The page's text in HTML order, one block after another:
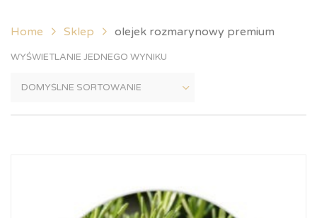
Home Sklep olejek rozmarynowy premium
WYŚWIETLANIE JEDNEGO WYNIKU